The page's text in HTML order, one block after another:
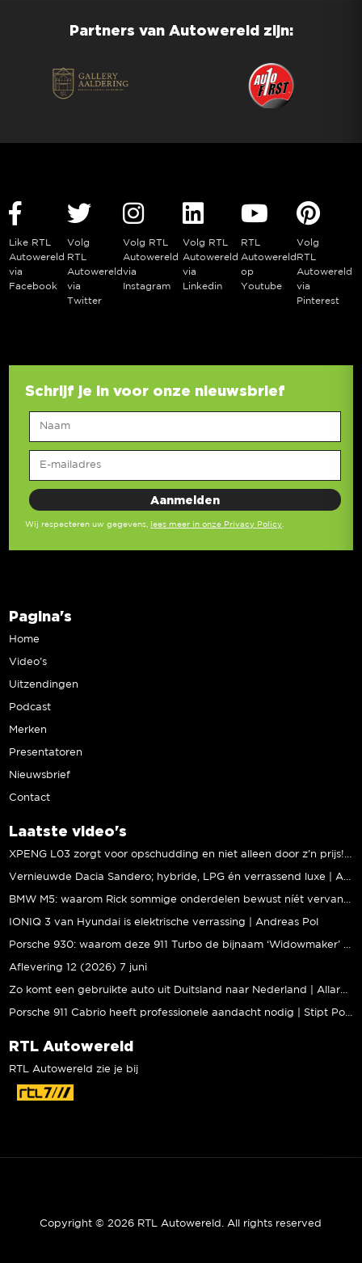
Partners van Autowereld zijn:
Like RTL
Autowereld
via
Facebook
Volg
RTL
Autowereld
via
Twitter
Volg RTL
Autowereld
via
Instagram
Volg RTL
Autowereld
via
Linkedin
RTL
Autowereld
op
Youtube
Volg
RTL
Autowereld
via
Pinterest
Schrijf je in voor onze nieuwsbrief
Wij respecteren uw gegevens, lees meer in onze Privacy Policy
Pagina's
Home
Video’s
Uitzendingen
Podcast
Merken
Presentatoren
Nieuwsbrief
Contact
Laatste video's
IONIQ 3 van Hyundai is elektrische verrassing | Andreas Pol
Aflevering 12 (2026) 7 juni
RTL Autowereld
RTL Autowereld zie je bij
Copyright © 2026 RTL Autowereld. All rights reserved